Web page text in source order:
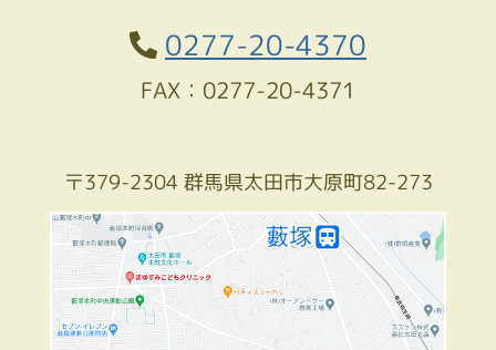
0277-20-4370
FAX：0277-20-4371
〒379-2304 群馬県太田市大原町82-273